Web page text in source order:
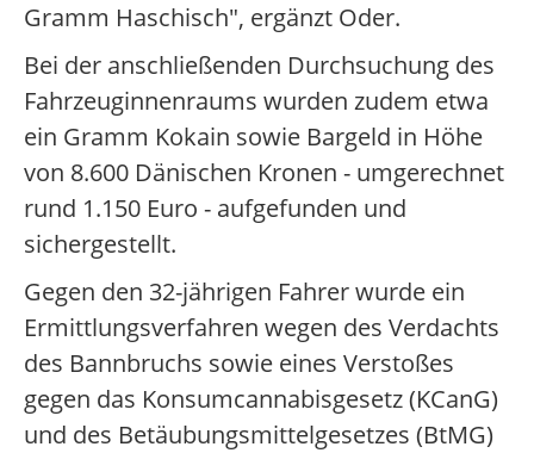
Gramm Haschisch", ergänzt Oder.
Bei der anschließenden Durchsuchung des
Fahrzeuginnenraums wurden zudem etwa
ein Gramm Kokain sowie Bargeld in Höhe
von 8.600 Dänischen Kronen - umgerechnet
rund 1.150 Euro - aufgefunden und
sichergestellt.
Gegen den 32-jährigen Fahrer wurde ein
Ermittlungsverfahren wegen des Verdachts
des Bannbruchs sowie eines Verstoßes
gegen das Konsumcannabisgesetz (KCanG)
und des Betäubungsmittelgesetzes (BtMG)